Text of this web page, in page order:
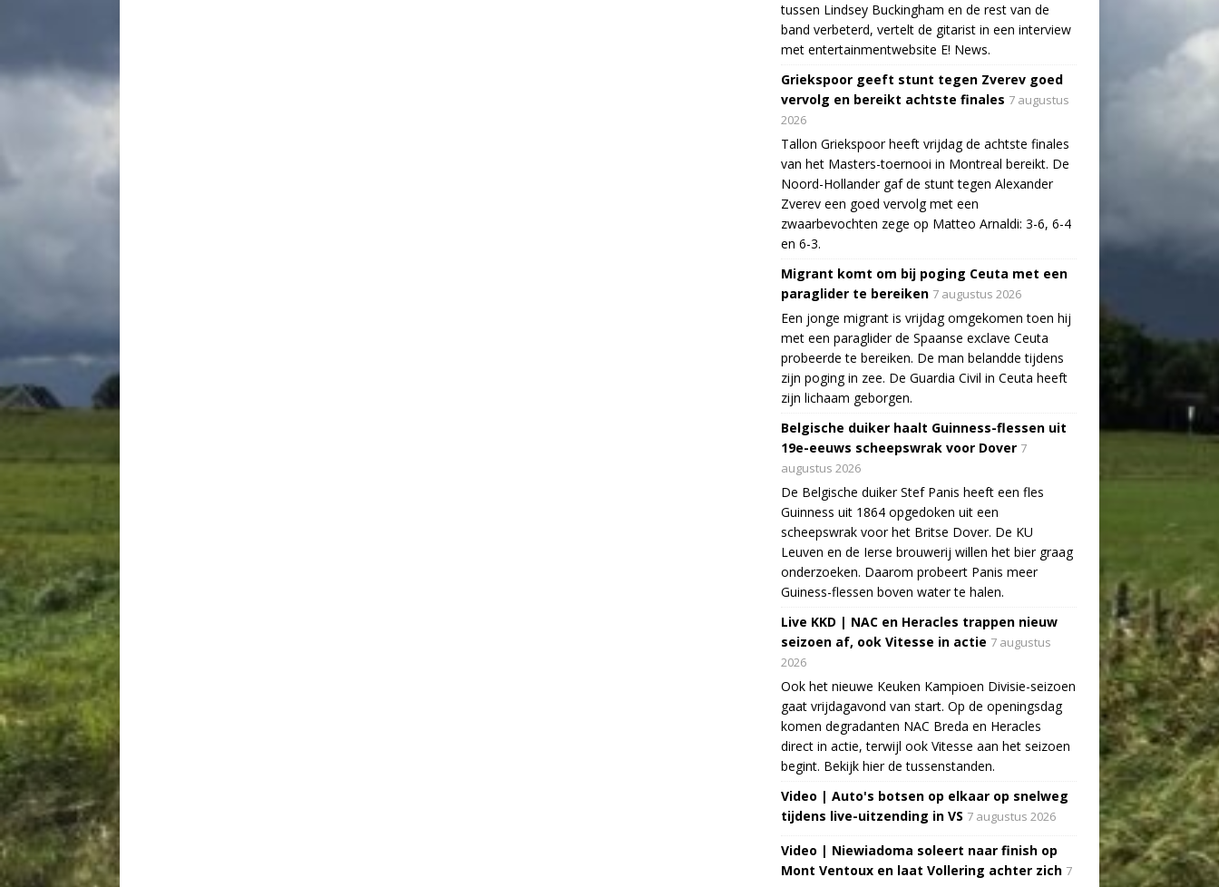
tussen Lindsey Buckingham en de rest van de
band verbeterd, vertelt de gitarist in een interview
met entertainmentwebsite E! News.
Griekspoor geeft stunt tegen Zverev goed
vervolg en bereikt achtste finales 7 augustus
2026
Tallon Griekspoor heeft vrijdag de achtste finales
van het Masters-toernooi in Montreal bereikt. De
Noord-Hollander gaf de stunt tegen Alexander
Zverev een goed vervolg met een
zwaarbevochten zege op Matteo Arnaldi: 3-6, 6-4
en 6-3.
Migrant komt om bij poging Ceuta met een
paraglider te bereiken 7 augustus 2026
Een jonge migrant is vrijdag omgekomen toen hij
met een paraglider de Spaanse exclave Ceuta
probeerde te bereiken. De man belandde tijdens
zijn poging in zee. De Guardia Civil in Ceuta heeft
zijn lichaam geborgen.
Belgische duiker haalt Guinness-flessen uit
19e-eeuws scheepswrak voor Dover 7
augustus 2026
De Belgische duiker Stef Panis heeft een fles
Guinness uit 1864 opgedoken uit een
scheepswrak voor het Britse Dover. De KU
Leuven en de Ierse brouwerij willen het bier graag
onderzoeken. Daarom probeert Panis meer
Guiness-flessen boven water te halen.
Live KKD | NAC en Heracles trappen nieuw
seizoen af, ook Vitesse in actie 7 augustus
2026
Ook het nieuwe Keuken Kampioen Divisie-seizoen
gaat vrijdagavond van start. Op de openingsdag
komen degradanten NAC Breda en Heracles
direct in actie, terwijl ook Vitesse aan het seizoen
begint. Bekijk hier de tussenstanden.
Video | Auto's botsen op elkaar op snelweg
tijdens live-uitzending in VS 7 augustus 2026
Video | Niewiadoma soleert naar finish op
Mont Ventoux en laat Vollering achter zich 7